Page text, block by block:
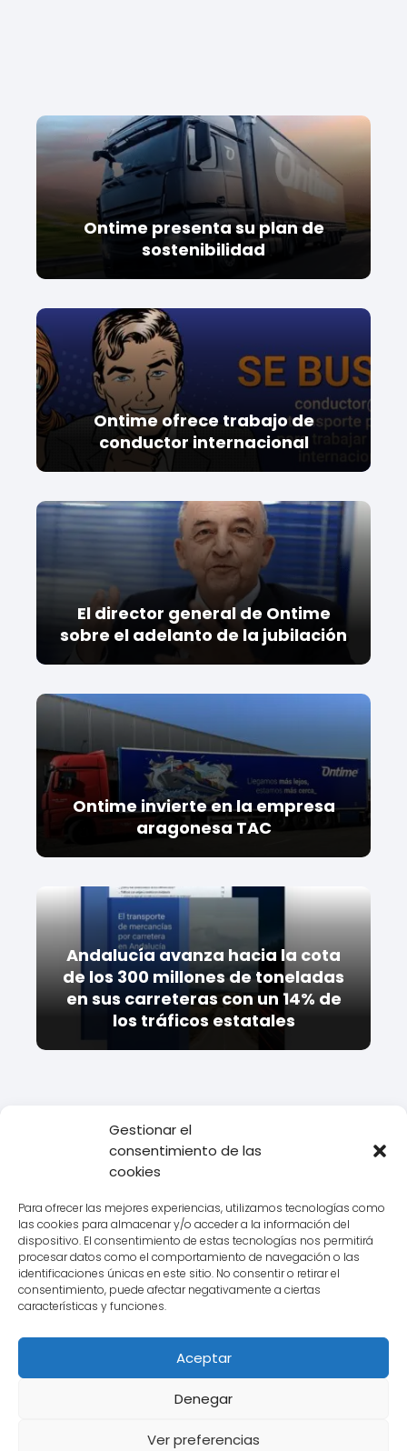
Gestionar el
consentimiento de las
cookies
Para ofrecer las mejores experiencias, utilizamos tecnologías como
las cookies para almacenar y/o acceder a la información del
dispositivo. El consentimiento de estas tecnologías nos permitirá
procesar datos como el comportamiento de navegación o las
identificaciones únicas en este sitio. No consentir o retirar el
consentimiento, puede afectar negativamente a ciertas
características y funciones.
Aceptar
Denegar
Ver preferencias
Ontime presenta su plan de
sostenibilidad
Ontime ofrece trabajo de
conductor internacional
El director general de Ontime
sobre el adelanto de la jubilación
Ontime invierte en la empresa
aragonesa TAC
Andalucía avanza hacia la cota
de los 300 millones de toneladas
en sus carreteras con un 14% de
los tráficos estatales
Transporte
Descubre todo lo que necesitas
saber sobre el horario de reparto de DHL
Aviso legal
Política de Cookies
Política de Privacidad
Contacto